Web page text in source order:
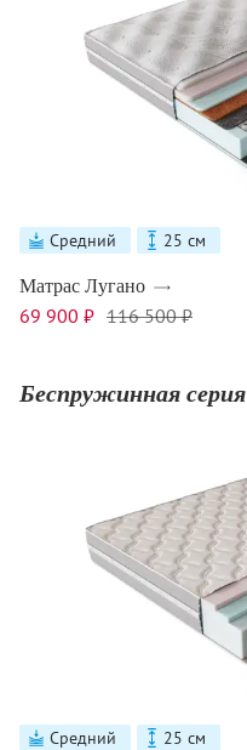
Средний 25 см
Матрас Лугано
69 900 ₽ 116 500 ₽
Беспружинная серия
Средний 25 см